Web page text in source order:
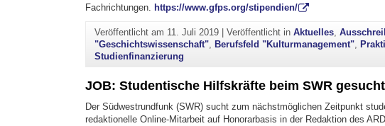
Fachrichtungen.
https://www.gfps.org/stipendien/
Veröffentlicht am 11. Juli 2019 |Veröffentlicht inAktuelles,
"Geschichtswissenschaft", Berufsfeld "Kulturmanagement",
Studienfinanzierung
JOB: Studentische Hilfskräfte beim SWR
Der Südwestrundfunk (SWR) sucht zum nächstmöglichen Zeitpunkt
redaktionelle Online-Mitarbeit auf Honorarbasis in der Redaktion des